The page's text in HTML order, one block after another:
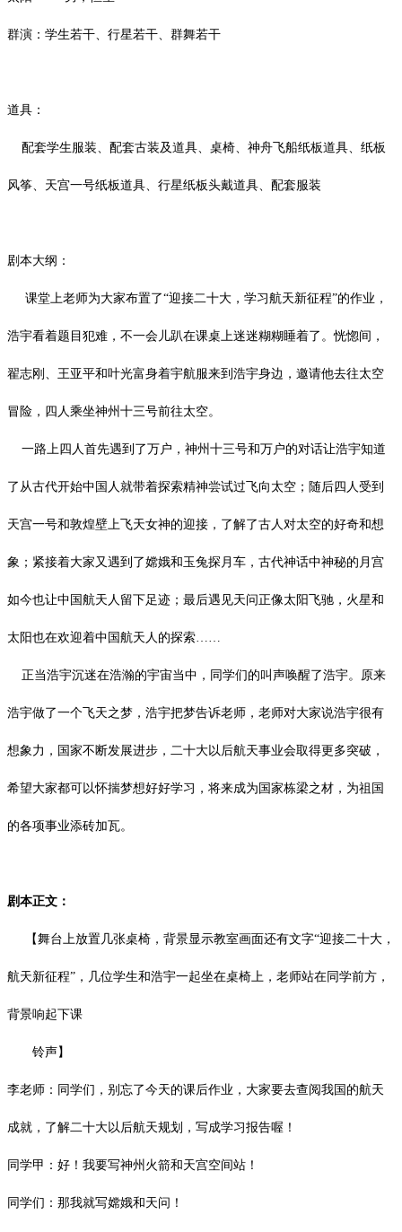
群演：学生若干、行星若干、群舞若干
道具：
配套学生服装、配套古装及道具、桌椅、神舟飞船纸板道具、纸板
风筝、天宫一号纸板道具、行星纸板头戴道具、配套服装
剧本大纲：
课堂上老师为大家布置了“迎接二十大，学习航天新征程”的作业，
浩宇看着题目犯难，不一会儿趴在课桌上迷迷糊糊睡着了。恍惚间，
翟志刚、王亚平和叶光富身着宇航服来到浩宇身边，邀请他去往太空
冒险，四人乘坐神州十三号前往太空。
一路上四人首先遇到了万户，神州十三号和万户的对话让浩宇知道
了从古代开始中国人就带着探索精神尝试过飞向太空；随后四人受到
天宫一号和敦煌壁上飞天女神的迎接，了解了古人对太空的好奇和想
象；紧接着大家又遇到了嫦娥和玉兔探月车，古代神话中神秘的月宫
如今也让中国航天人留下足迹；最后遇见天问正像太阳飞驰，火星和
太阳也在欢迎着中国航天人的探索
正当浩宇沉迷在浩瀚的宇宙当中，同学们的叫声唤醒了浩宇。原来
浩宇做了一个飞天之梦，浩宇把梦告诉老师，老师对大家说浩宇很有
想象力，国家不断发展进步，二十大以后航天事业会取得更多突破，
希望大家都可以怀揣梦想好好学习，将来成为国家栋梁之材，为祖国
的各项事业添砖加瓦。
剧本正文：
【舞台上放置几张桌椅，背景显示教室画面还有文字“迎接二十大，
航天新征程”，几位学生和浩宇一起坐在桌椅上，老师站在同学前方，
背景响起下课
铃声】
李老师：同学们，别忘了今天的课后作业，大家要去查阅我国的航天
成就，了解二十大以后航天规划，写成学习报告喔！
同学甲：好！我要写神州火箭和天宫空间站！
同学们：那我就写嫦娥和天问！